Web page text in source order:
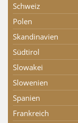
Schweiz
Polen
Skandinavien
Südtirol
Slowakei
Slowenien
Spanien
Frankreich